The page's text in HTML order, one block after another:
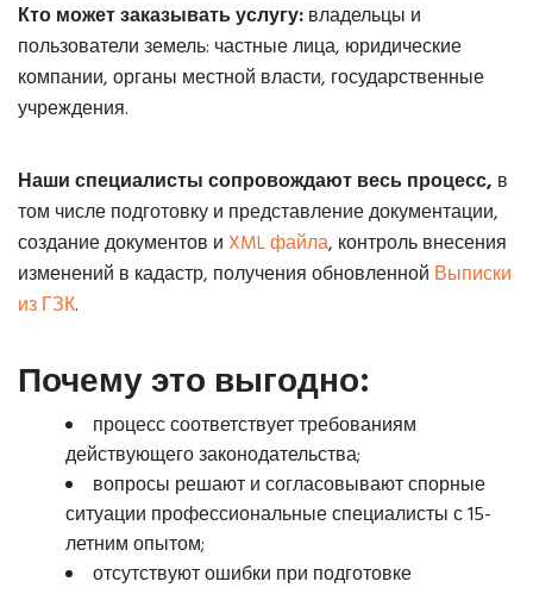
Кто может заказывать услугу:владельцы и
пользователи земель: частные лица, юридические
компании, органы местной власти, государственные
учреждения.
Наши специалисты сопровождают весь процесс, в
том числе подготовку и представление документации,
создание документов иXML файла, контроль внесения
изменений в кадастр, получения обновленной Выписки
из ГЗК.
Почему это выгодно:
процесс соответствует требованиям
действующего законодательства;
вопросы решают и согласовывают спорные
ситуации профессиональные специалисты с 15-
летним опытом;
отсутствуют ошибки при подготовке